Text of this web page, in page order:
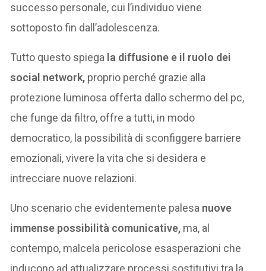
successo personale, cui l’individuo viene
sottoposto fin dall’adolescenza.
Tutto questo spiega la diffusione e il ruolo dei
social network, proprio perché grazie alla
protezione luminosa offerta dallo schermo del pc,
che funge da filtro, offre a tutti, in modo
democratico, la possibilità di sconfiggere barriere
emozionali, vivere la vita che si desidera e
intrecciare nuove relazioni.
Uno scenario che evidentemente palesa nuove
immense possibilità comunicative, ma, al
contempo, malcela pericolose esasperazioni che
inducono ad attualizzare processi sostitutivi tra la